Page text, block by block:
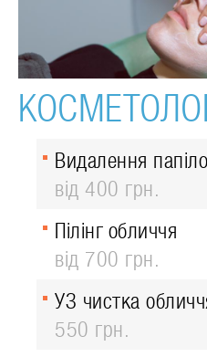
Видалення
від 400 грн.
Пілінг обличчя
від 700 грн.
УЗ чистка
550 грн.